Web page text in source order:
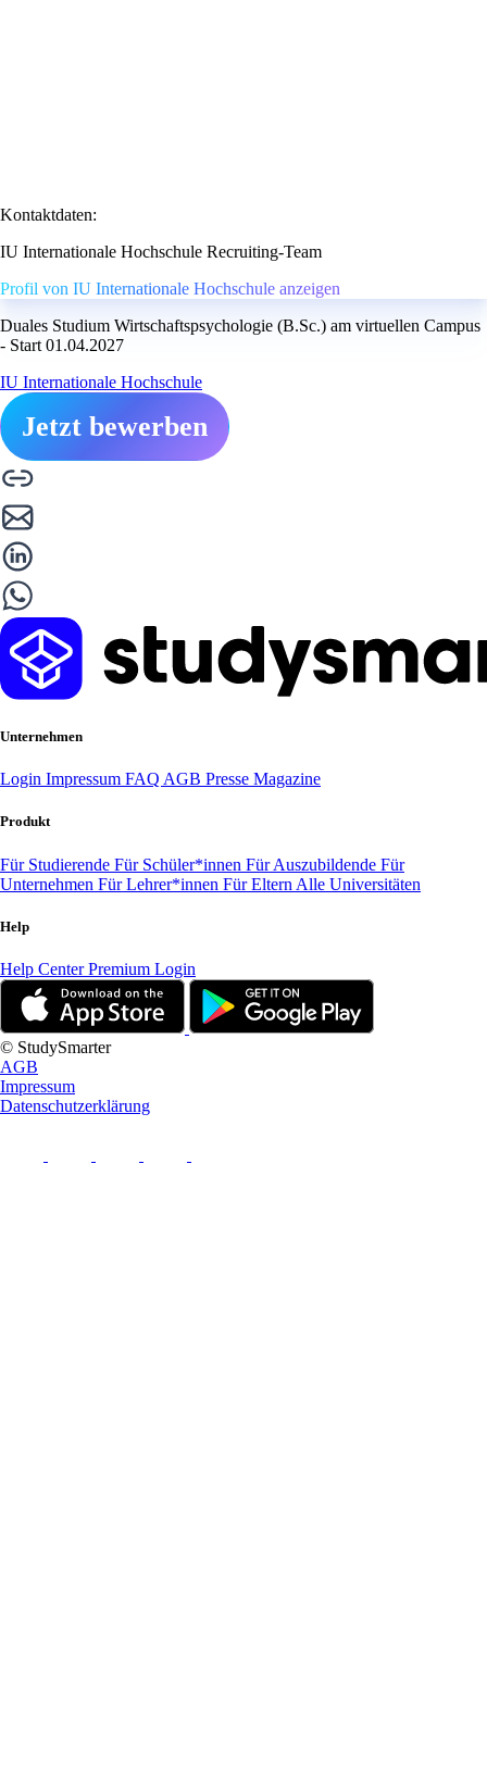
Kontaktdaten:
IU Internationale Hochschule Recruiting-Team
Profil von IU Internationale Hochschule anzeigen
Duales Studium Wirtschaftspsychologie (B.Sc.) am virtuellen Campus
- Start 01.04.2027
IU Internationale Hochschule
Jetzt bewerben
Unternehmen
Login Impressum FAQ AGB Presse Magazine
Produkt
Für Studierende Für Schüler*innen Für Auszubildende Für
Unternehmen Für Lehrer*innen Für Eltern Alle Universitäten
Help
Help CenterPremium Login
© StudySmarter
AGB
Impressum
Datenschutzerklärung